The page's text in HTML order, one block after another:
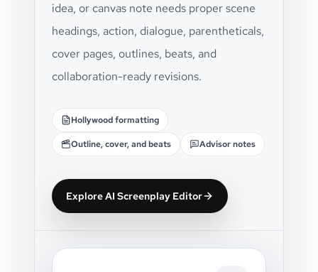
idea, or canvas note needs proper scene
headings, action, dialogue, parentheticals,
cover pages, outlines, beats, and
collaboration-ready revisions.
Hollywood formatting
Outline, cover, and beats Advisor notes
Explore AI Screenplay Editor